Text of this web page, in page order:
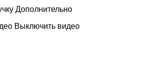
Дополнительно
Выключить видео